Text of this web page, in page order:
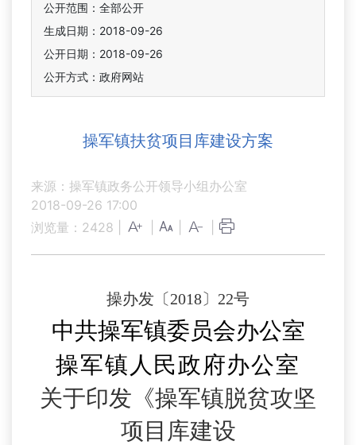
公开范围：全部公开
生成日期：2018-09-26
公开日期：2018-09-26
公开方式：政府网站
操军镇扶贫项目库建设方案
来源：操军镇政务公开领导小组办公室
2018-09-26 17:00
浏览量： 2428
操办发 〔 2018〕 22号
中共操军镇委员会办公室
操军镇人民政府办公室
关于印发《操军镇脱贫攻坚
项目库建设